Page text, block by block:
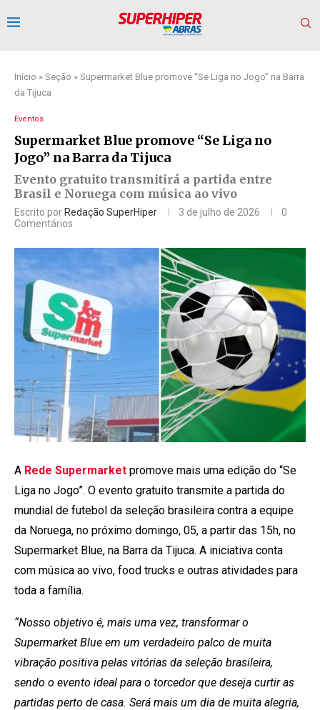
Início » Seção » Supermarket Blue promove “Se Liga no Jogo” na Barra
da Tijuca
Eventos
Supermarket Blue promove “Se Liga no
Jogo” na Barra da Tijuca
Evento gratuito transmitirá a partida entre
Brasil e Noruega com música ao vivo
Escrito porRedação SuperHiper 3 de julho de 2026
0
Comentários
A Rede Supermarket promove mais uma edição do “Se
Liga no Jogo”. O evento gratuito transmite a partida do
mundial de futebol da seleção brasileira contra a equipe
da Noruega, no próximo domingo, 05, a partir das 15h, no
Supermarket Blue, na Barra da Tijuca. A iniciativa conta
com música ao vivo, food trucks e outras atividades para
toda a família.
“Nosso objetivo é, mais uma vez, transformar o
Supermarket Blue em um verdadeiro palco de muita
vibração positiva pelas vitórias da seleção brasileira,
sendo o evento ideal para o torcedor que deseja curtir as
partidas perto de casa. Será mais um dia de muita alegria,